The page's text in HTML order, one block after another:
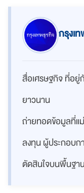
กรุงเ
สื่อเศรษฐกิจ ที่อยู่
ยาวนาน
ถ่ายทอดข้อมูลที่แ
ลงทุน ผู้ประกอบก
ตัดสินใจบนพื้นฐาน